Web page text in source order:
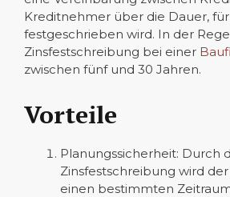
Kreditnehmer über die Dauer,
festgeschrieben wird. In der
Zinsfestschreibung bei einer
zwischen fünf und 30 Jahren.
Vorteile
Planungssicherheit: Durch
Zinsfestschreibung wird
einen bestimmten